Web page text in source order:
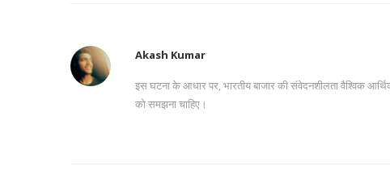
Akash Kumar
इस घटना के आधार पर, भारतीय बाजार की संवेदनशीलता वैश्विक
को समझना चाहिए।